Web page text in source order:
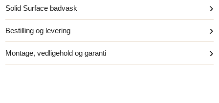
Solid Surface badvask ›
Bestilling og levering ›
Montage, vedligehold og garanti ›